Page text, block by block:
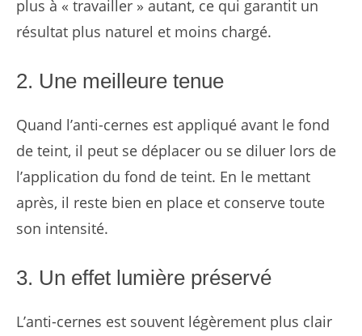
plus à « travailler » autant, ce qui garantit un
résultat plus naturel et moins chargé.
2. Une meilleure tenue
Quand l’anti-cernes est appliqué avant le fond
de teint, il peut se déplacer ou se diluer lors de
l’application du fond de teint. En le mettant
après, il reste bien en place et conserve toute
son intensité.
3. Un effet lumière préservé
L’anti-cernes est souvent légèrement plus clair